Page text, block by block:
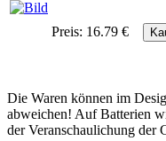
Preis: 16.79 €
Die Waren können im
abweichen! Auf Batterien
der Veranschaulichung der